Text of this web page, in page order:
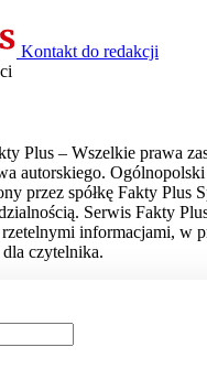
Kontakt do redakcji
Plus – Wszelkie prawa
autorskiego.
przez spółkę Fakty Plus
Serwis Fakty
informacjami, w
czytelnika.